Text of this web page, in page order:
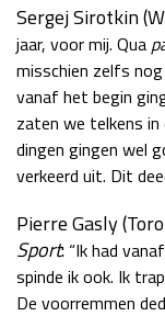
Sergej Sirotkin
jaar, voor mij. Qua
misschien zelfs
vanaf het begin
zaten we telkens
dingen gingen wel
verkeerd uit. Dit
Pierre Gasly
Sport: “Ik had
spinde ik ook. Ik
De voorremmen